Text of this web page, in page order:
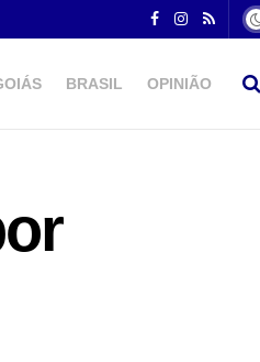
BRASIL OPINIÃO